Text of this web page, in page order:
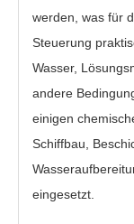
3PC
werden, was für
Steuerung
Wasser,
andere
einigen
Schiffbau,
eingesetzt.